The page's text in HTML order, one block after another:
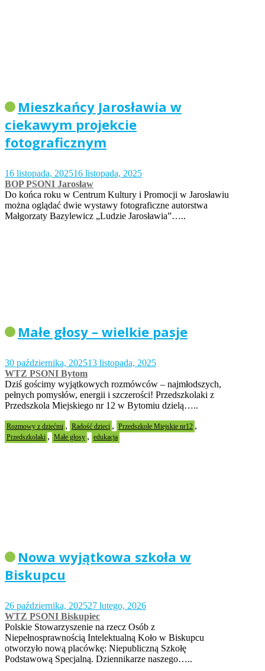
Mieszkańcy Jarosławia w
ciekawym projekcie
fotograficznym
16 listopada, 202516 listopada, 2025
BOP PSONI Jarosław
Do końca roku w Centrum Kultury i Promocji w Jarosławiu
można oglądać dwie wystawy fotograficzne autorstwa
Małgorzaty Bazylewicz „Ludzie Jarosławia”…..
Małe głosy – wielkie pasje
30 października, 202513 listopada, 2025
WTZ PSONI Bytom
Dziś gościmy wyjątkowych rozmówców – najmłodszych,
pełnych pomysłów, energii i szczerości! Przedszkolaki z
Przedszkola Miejskiego nr 12 w Bytomiu dzielą…..
Rozmowy z dziećmi , Radość dzieci , Przedszkole Miejskie nr12 ,
Przedszkolaki , Małe głosy , edukacja
Nowa wyjątkowa szkoła w
Biskupcu
26 października, 202527 lutego, 2026
WTZ PSONI Biskupiec
Polskie Stowarzyszenie na rzecz Osób z
Niepełnosprawnością Intelektualną Koło w Biskupcu
otworzyło nową placówkę: Niepubliczną Szkołę
Podstawową Specjalną. Dziennikarze naszego…..